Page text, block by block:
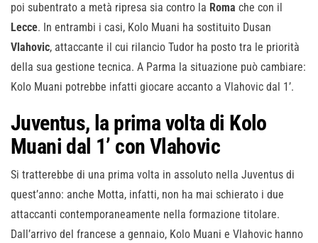
poi subentrato a metà ripresa sia contro la Roma che con il
Lecce. In entrambi i casi, Kolo Muani ha sostituito Dusan
Vlahovic, attaccante il cui rilancio Tudor ha posto tra le priorità
della sua gestione tecnica. A Parma la situazione può cambiare:
Kolo Muani potrebbe infatti giocare accanto a Vlahovic dal 1’.
Juventus, la prima volta di Kolo
Muani dal 1’ con Vlahovic
Si tratterebbe di una prima volta in assoluto nella Juventus di
quest’anno: anche Motta, infatti, non ha mai schierato i due
attaccanti contemporaneamente nella formazione titolare.
Dall’arrivo del francese a gennaio, Kolo Muani e Vlahovic hanno